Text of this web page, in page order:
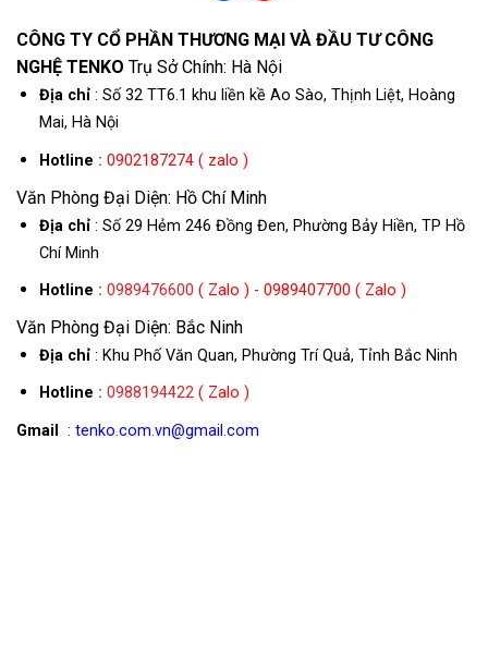
CÔNG TY CỔ PHẦN THƯƠNG MẠI VÀ ĐẦU TƯ CÔNG
NGHỆ TENKO Trụ Sở Chính: Hà Nội
Địa chỉ: Số 32 TT6.1 khu liền kề Ao Sào, Thịnh Liệt, Hoàng
Mai, Hà Nội
Hotline : 0902187274 ( zalo )
Văn Phòng Đại Diện: Hồ Chí Minh
Địa chỉ: Số 29 Hẻm 246 Đồng Đen, Phường Bảy Hiền, TP Hồ
Chí Minh
Hotline : 0989476600 ( Zalo ) - 0989407700 ( Zalo )
Văn Phòng Đại Diện: Bắc Ninh
Địa chỉ: Khu Phố Văn Quan, Phường Trí Quả, Tỉnh Bắc Ninh
Hotline : 0988194422( Zalo )
Gmail : tenko.com.vn@gmail.com